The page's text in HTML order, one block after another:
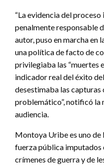
“La evidencia del
penalmente responsable
autor, puso en marcha en
una política de facto de
privilegiaba las “muertes
indicador real del éxito
desestimaba las capturas
problemático”, notificó la
audiencia.
Montoya Uribe es uno de
fuerza pública imputados
crímenes de guerra y de